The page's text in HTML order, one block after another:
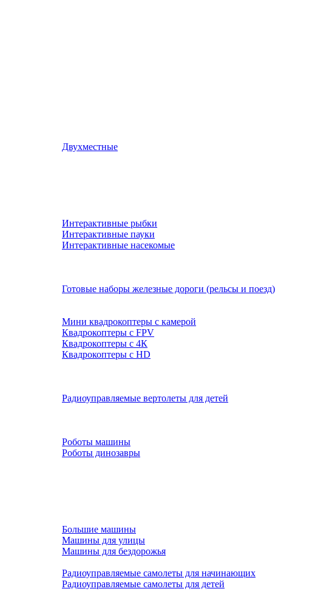
Двухместные
Интерактивные рыбки
Интерактивные пауки
Интерактивные насекомые
Готовые наборы железные дороги (рельсы и поезд)
Мини квадрокоптеры с камерой
Квадрокоптеры с FPV
Квадрокоптеры с 4К
Квадрокоптеры с HD
Радиоуправляемые вертолеты для детей
Роботы машины
Роботы динозавры
Большие машины
Машины для улицы
Машины для бездорожья
Радиоуправляемые самолеты для начинающих
Радиоуправляемые самолеты для детей